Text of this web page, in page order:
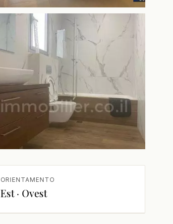
ORIENTAMENTO
Est · Ovest